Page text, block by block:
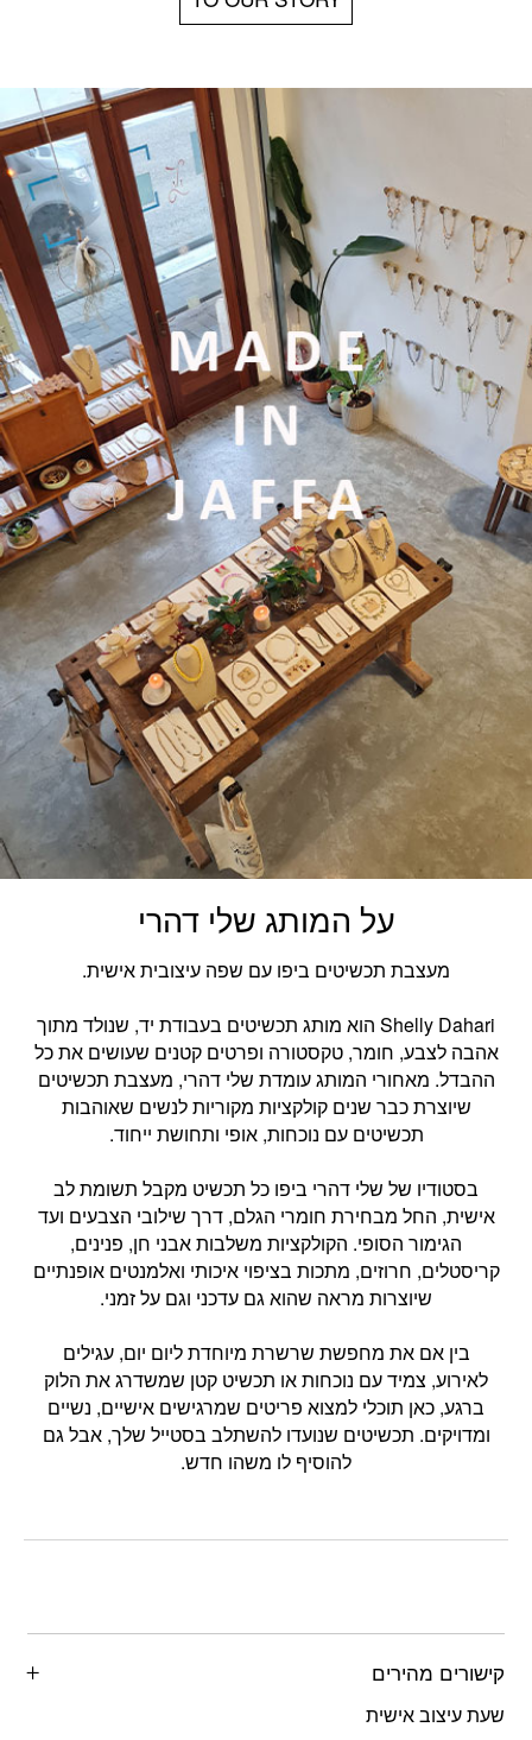
על המותג שלי דהרי
מעצבת תכשיטים ביפו עם שפה עיצובית אישית.
Shelly Dahari הוא מותג תכשיטים בעבודת יד, שנולד מתוך
אהבה לצבע, חומר, טקסטורה ופרטים קטנים שעושים את כל
ההבדל. מאחורי המותג עומדת שלי דהרי, מעצבת תכשיטים
שיוצרת כבר שנים קולקציות מקוריות לנשים שאוהבות
תכשיטים עם נוכחות, אופי ותחושת ייחוד.
בסטודיו של שלי דהרי ביפו כל תכשיט מקבל תשומת לב
אישית, החל מבחירת חומרי הגלם, דרך שילובי הצבעים ועד
הגימור הסופי. הקולקציות משלבות אבני חן, פנינים,
קריסטלים, חרוזים, מתכות בציפוי איכותי ואלמנטים אופנתיים
שיוצרות מראה שהוא גם עדכני וגם על זמני.
בין אם את מחפשת שרשרת מיוחדת ליום יום, עגילים
לאירוע, צמיד עם נוכחות או תכשיט קטן שמשדרג את הלוק
ברגע, כאן תוכלי למצוא פריטים שמרגישים אישיים, נשיים
ומדויקים. תכשיטים שנועדו להשתלב בסטייל שלך, אבל גם
להוסיף לו משהו חדש.
קישורים מהירים
שעת עיצוב אישית